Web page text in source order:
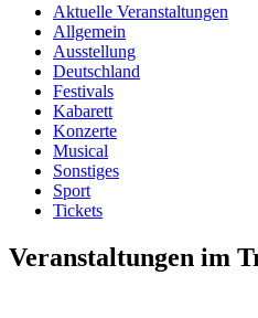
Aktuelle Veranstaltungen
Allgemein
Ausstellung
Deutschland
Festivals
Kabarett
Konzerte
Musical
Sonstiges
Sport
Tickets
Veranstaltungen im